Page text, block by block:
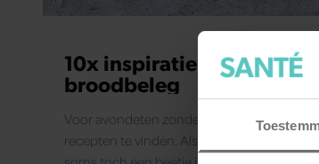
10x inspiratie voor
broodbeleg
Voor avondeten zonder vlees zijn heel veel
recepten te vinden. Als het gaat om de